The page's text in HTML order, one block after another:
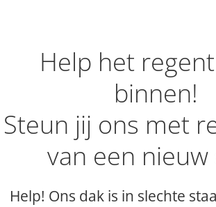
Help het
binnen!
Steun jij ons met
van een nieuw
Help! Ons dak is in slechte